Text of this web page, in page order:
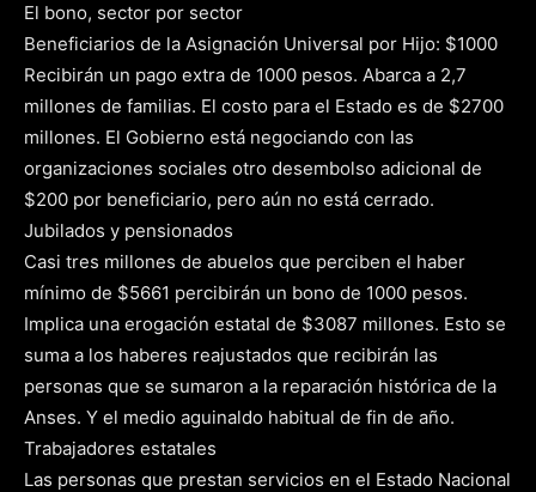
El bono, sector por sector
Beneficiarios de la Asignación Universal por Hijo: $1000
Recibirán un pago extra de 1000 pesos. Abarca a 2,7
millones de familias. El costo para el Estado es de $2700
millones. El Gobierno está negociando con las
organizaciones sociales otro desembolso adicional de
$200 por beneficiario, pero aún no está cerrado.
Jubilados y pensionados
Casi tres millones de abuelos que perciben el haber
mínimo de $5661 percibirán un bono de 1000 pesos.
Implica una erogación estatal de $3087 millones. Esto se
suma a los haberes reajustados que recibirán las
personas que se sumaron a la reparación histórica de la
Anses. Y el medio aguinaldo habitual de fin de año.
Trabajadores estatales
Las personas que prestan servicios en el Estado Nacional